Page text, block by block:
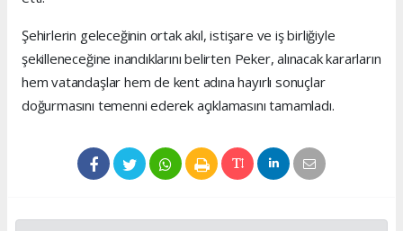
Şehirlerin geleceğinin ortak akıl, istişare ve iş birliğiyle
şekilleneceğine inandıklarını belirten Peker, alınacak kararların
hem vatandaşlar hem de kent adına hayırlı sonuçlar
doğurmasını temenni ederek açıklamasını tamamladı.